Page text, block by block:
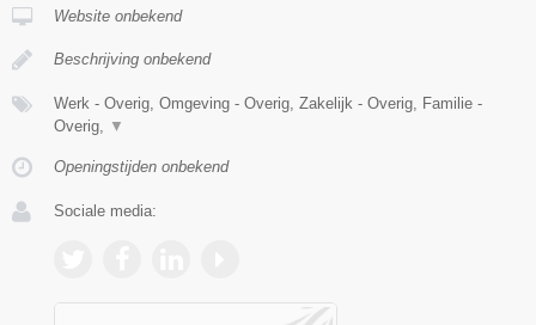
Website onbekend
Beschrijving onbekend
Werk - Overig, Omgeving - Overig, Zakelijk - Overig, Familie -
Overig,
▼
Openingstijden onbekend
Sociale media: